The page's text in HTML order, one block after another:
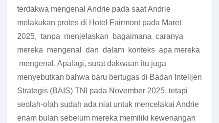
terdakwa mengenal Andrie pada saat Andrie
melakukan protes di Hotel Fairmont pada Maret
2025, tanpa menjelaskan bagaimana caranya
mereka mengenal dan dalam konteks apa mereka
mengenal. Apalagi, surat dakwaan itu juga
menyebutkan bahwa baru bertugas di Badan Intelijen
Strategis (BAIS) TNI pada November 2025, tetapi
seolah-olah sudah ada niat untuk mencelakai Andrie
enam bulan sebelum mereka memiliki kewenangan